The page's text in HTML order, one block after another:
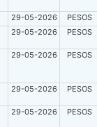
29-05-2026
PESOS
29-05-2026 PESOS
29-05-2026 PESOS
29-05-2026 PESOS
29-05-2026 PESOS